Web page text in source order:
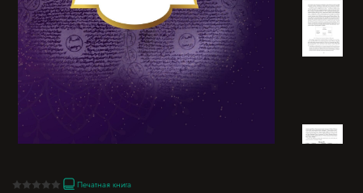
Печатная книга